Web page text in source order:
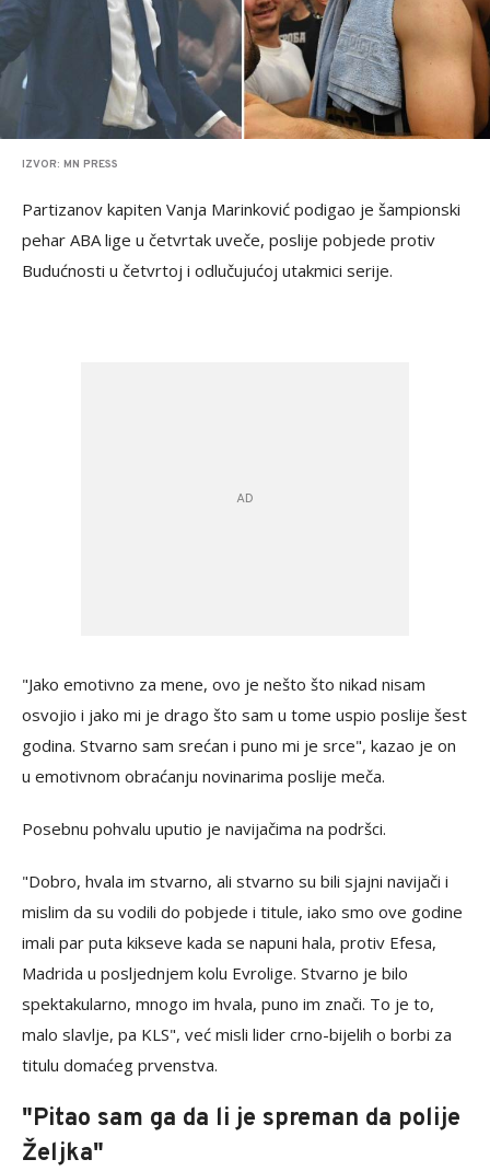
IZVOR: MN PRESS
Partizanov kapiten Vanja Marinković podigao je šampionski
pehar ABA lige u četvrtak uveče, poslije pobjede protiv
Budućnosti u četvrtoj i odlučujućoj utakmici serije.
"Jako emotivno za mene, ovo je nešto što nikad nisam
osvojio i jako mi je drago što sam u tome uspio poslije šest
godina. Stvarno sam srećan i puno mi je srce", kazao je on
u emotivnom obraćanju novinarima poslije meča.
Posebnu pohvalu uputio je navijačima na podršci.
"Dobro, hvala im stvarno, ali stvarno su bili sjajni navijači i
mislim da su vodili do pobjede i titule, iako smo ove godine
imali par puta kikseve kada se napuni hala, protiv Efesa,
Madrida u posljednjem kolu Evrolige. Stvarno je bilo
spektakularno, mnogo im hvala, puno im znači. To je to,
malo slavlje, pa KLS", već misli lider crno-bijelih o borbi za
titulu domaćeg prvenstva.
"Pitao sam ga da li je spreman da polije
Željka"